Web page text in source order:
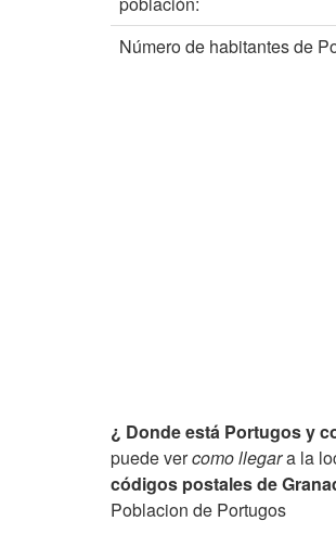
Número de habitantes de
¿ Donde está Portugos y
puede vercomo llegara la
códigos postales de
Poblacion de Portugos